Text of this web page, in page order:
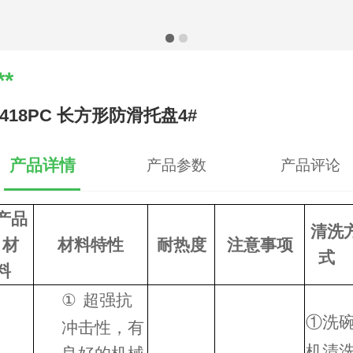
长方形防滑托盘4#
产品详情 产品参数 产品评论
品
材
材料特性 耐热度 注意事项
清洗
式
① 超强抗
冲击性，有
①洗